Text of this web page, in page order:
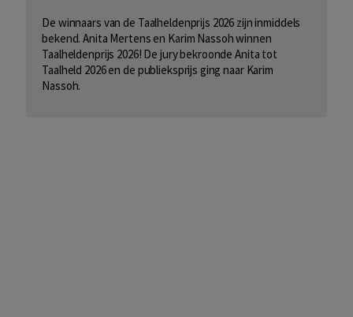
De winnaars van de Taalheldenprijs 2026 zijn inmiddels
bekend. Anita Mertens en Karim Nassoh winnen
Taalheldenprijs 2026! De jury bekroonde Anita tot
Taalheld 2026 en de publieksprijs ging naar Karim
Nassoh.